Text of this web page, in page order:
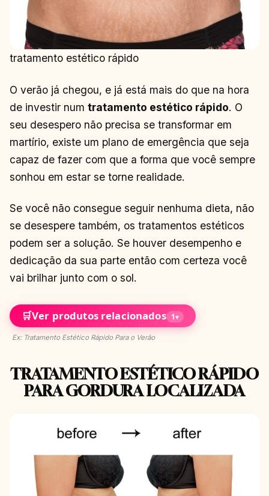
tratamento estético rápido
O verão já chegou, e já está mais do que na hora
de investir num tratamento estético rápido. O
seu desespero não precisa se transformar em
martírio, existe um plano de emergência que seja
capaz de fazer com que a forma que você sempre
sonhou em estar se torne realidade.
Se você não consegue seguir nenhuma dieta, não
se desespere também, os tratamentos estéticos
podem ser a solução. Se houver desempenho e
dedicação da sua parte então com certeza você
vai brilhar junto com o sol.
🛒Ver produtos relacionados 1▾
Ex: Tratamento Estético Rápido Para o Verão
TRATAMENTO ESTÉTICO RÁPIDO
PARA GORDURA LOCALIZADA